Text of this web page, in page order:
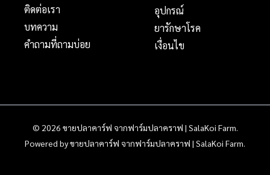
ติดต่อเรา
บทความ
คำถามที่ถามบ่อย
อุปกรณ์
ยารักษาโรค
เงื่อนไข
© 2026 ขายปลาคาร์ฟ จากฟาร์มปลาคราฟ | SalaKoi Farm.
Powered by ขายปลาคาร์ฟ จากฟาร์มปลาคราฟ | SalaKoi Farm.